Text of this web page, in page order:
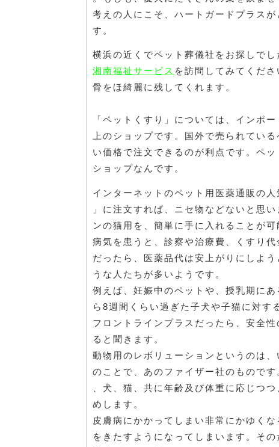
考えの人にこそ、ハートガードプラス
す。
横浜の近くでペット葬儀社をお探しでし
湘南福祉サービス を訪問してみてくだ
骨をほ綺麗に残してくれます。
「ペットくすり」については、インポ
上のショップです。国外で売られてい
い価格で注文できるのが利点です。ペ
ショップなんです。
インターネットのペット用医薬通販の
」に注文すれば、ニセ物などないと思
ンの猫用を、簡単に手に入れることが可
病気を患うと、診察や治療費、くすり代
だったら、医薬品代は安上がりにしよ
うな人たちが多いようです。
例えば、妊娠中のペットや、授乳期に
ら8週間くらい過ぎた子犬や子猫に対す
フロントラインプラスだったら、安全
ると聞きます。
動物用のレボリューションというのは
のことで、あのファイザー社のもので
、犬、猫、共に年齢及び体重に応じつ
めします。
皮膚病にかかってしまい非常にかゆく
をきたすようになってしまいます。そ